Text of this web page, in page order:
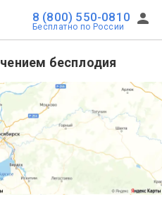
8 (800) 550-0810
Бесплатно по России
бесплодия